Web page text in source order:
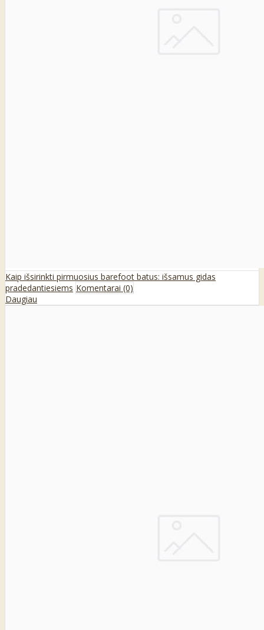
Kaip išsirinkti pirmuosius barefoot batus: išsamus gidas
pradedantiesiems Komentarai (0)
Daugiau